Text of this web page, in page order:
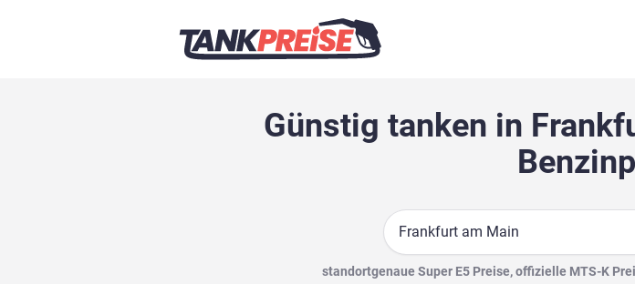
Günstig tanken in
Suche
standortgenaue Super E5 Preise, offizielle MTS-K